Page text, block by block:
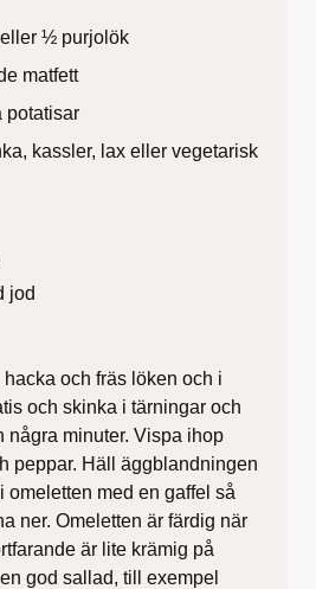
½ purjolök
matfett
potatisar
kassler, lax eller vegetarisk
jod
hacka och fräs löken och i
och skinka i tärningar och
några minuter. Vispa ihop
peppar. Häll äggblandningen
omeletten med en gaffel så
ner. Omeletten är färdig när
är lite krämig på
god sallad, till exempel